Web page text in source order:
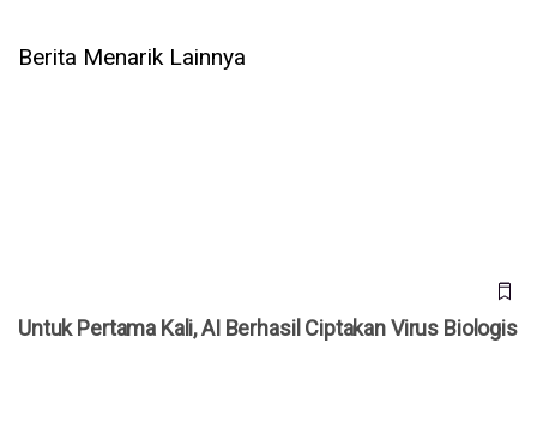
Berita Menarik Lainnya
Untuk Pertama Kali, AI Berhasil Ciptakan Virus Biologis